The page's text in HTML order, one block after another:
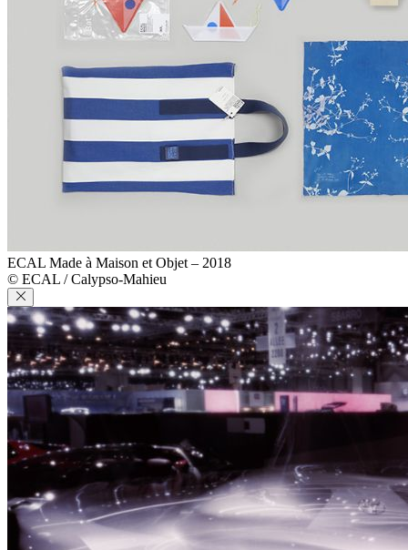
ECAL Made à Maison et Objet – 2018
© ECAL / Calypso-Mahieu